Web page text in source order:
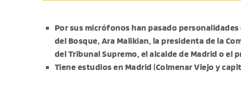
Por sus micrófonos han pasado
del Bosque, Ara Malikian, la presidenta de la
del Tribunal Supremo, el alcalde de Madrid o el
Tiene estudios en Madrid (Colmenar Viejo y